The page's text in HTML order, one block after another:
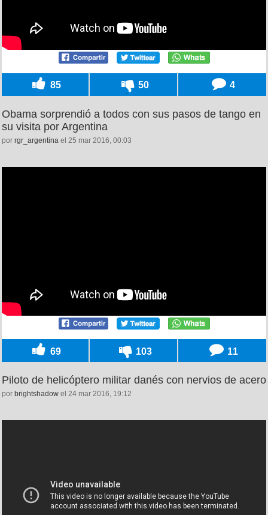
85 50 4
Obama sorprendió a todos con sus pasos de tango en
su visita por Argentina
por rgr_argentina el 25 mar 2016, 00:03
69 103 11
Piloto de helicóptero militar danés con nervios de acero
por brightshadow el 24 mar 2016, 19:12